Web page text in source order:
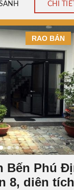
CHI
RAO BÁN
Bến Phú
8, diên tích